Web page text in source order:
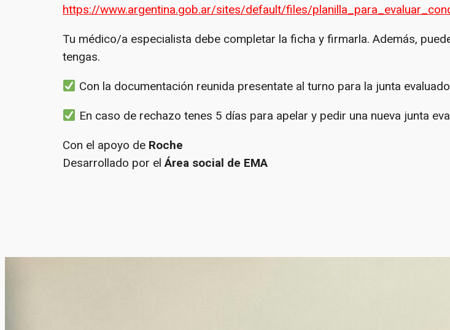
https://www.argentina.gob.ar/sites/default/files/
Tu médico/a especialista debe completar la ficha y firmarla. Además,
tengas.
Con la documentación reunida presentate al turno para la junta
En caso de rechazo tenes 5 días para apelar y pedir una nueva junta
Con el apoyo de Roche
Desarrollado por elÁrea social de EMA